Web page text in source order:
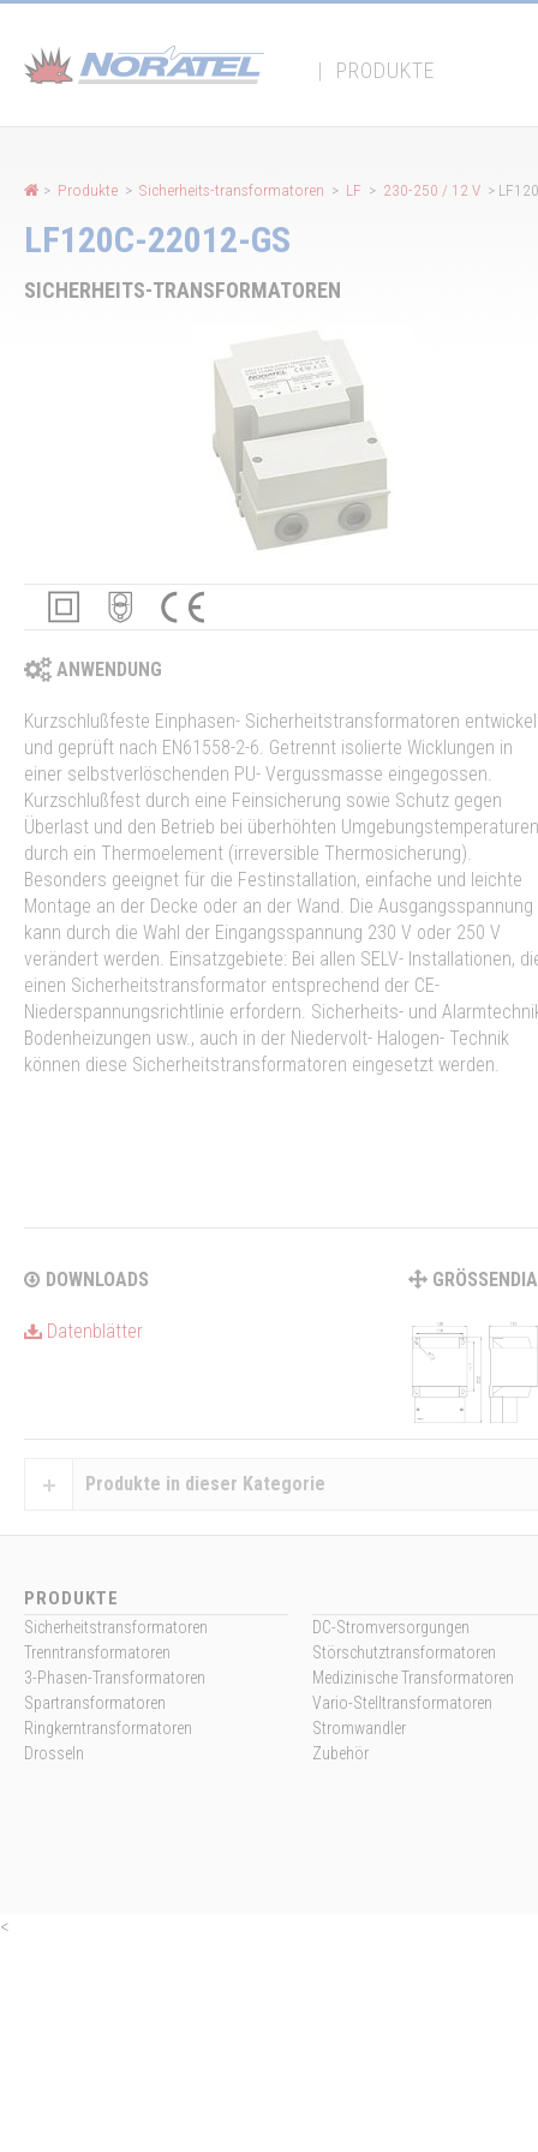
| PRODUKTE
> Produkte > Sicherheits-transformatoren > LF > 230-250 / 12 V >
LF120C-22012-GS
SICHERHEITS-TRANSFORMATOREN
ANWENDUNG
Kurzschlußfeste Einphasen- Sicherheitstransformatoren
und geprüft nach EN61558-2-6. Getrennt isolierte Wicklungen in
einer selbstverlöschenden PU- Vergussmasse eingegossen.
Kurzschlußfest durch eine Feinsicherung sowie Schutz gegen
Überlast und den Betrieb bei überhöhten Umgebungstemperaturen
durch ein Thermoelement (irreversible Thermosicherung).
Besonders geeignet für die Festinstallation, einfache und leichte
Montage an der Decke oder an der Wand. Die Ausgangsspannung
kann durch die Wahl der Eingangsspannung 230 V oder 250 V
verändert werden. Einsatzgebiete: Bei allen SELV- Installationen,
einen Sicherheitstransformator entsprechend der CE-
Niederspannungsrichtlinie erfordern. Sicherheits- und
Bodenheizungen usw., auch in der Niedervolt- Halogen- Technik
können diese Sicherheitstransformatoren eingesetzt werden.
DOWNLOADS
Datenblätter
Produkte in dieser Kategorie
PRODUKTE
Sicherheitstransformatoren
Trenntransformatoren
3-Phasen-Transformatoren
Spartransformatoren
Ringkerntransformatoren
Drosseln
DC-Stromversorgungen
Störschutztransformatoren
Medizinische Transformatoren
Vario-Stelltransformatoren
Stromwandler
Zubehör
<
Cookie-Einstellungen